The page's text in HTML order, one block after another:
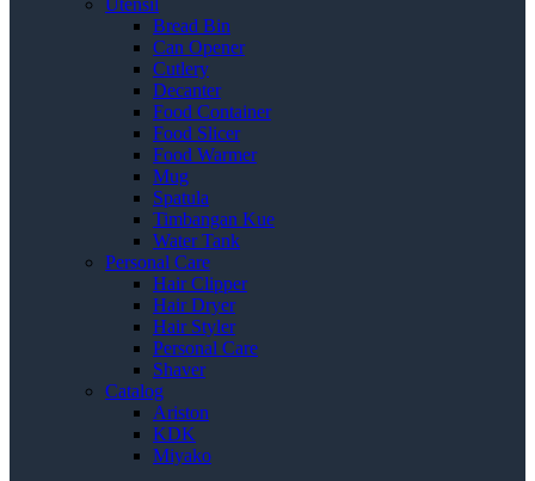
Utensil
Bread Bin
Can Opener
Cutlery
Decanter
Food Container
Food Slicer
Food Warmer
Mug
Spatula
Timbangan Kue
Water Tank
Personal Care
Hair Clipper
Hair Dryer
Hair Styler
Personal Care
Shaver
Catalog
Ariston
KDK
Miyako